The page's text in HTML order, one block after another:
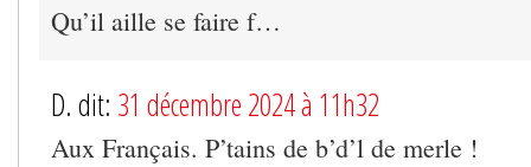
Qu’il aille se faire f…
D. dit: 31 décembre 2024 à 11h32
Aux Français. P’tains de b’d’l de merle !